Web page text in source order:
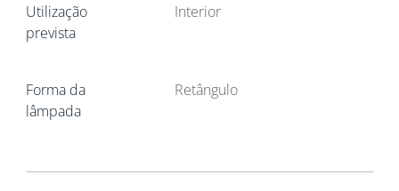
Utilização
prevista
Interior
Forma da
lâmpada
Retângulo